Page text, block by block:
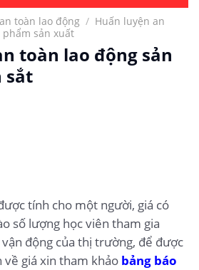
toàn lao động / Huấn luyện an
sản xuất
toàn lao động sản
sắt
tính cho một người, giá có
số lượng học viên tham gia
động của thị trường, để được
giá xin tham khảo bảng báo